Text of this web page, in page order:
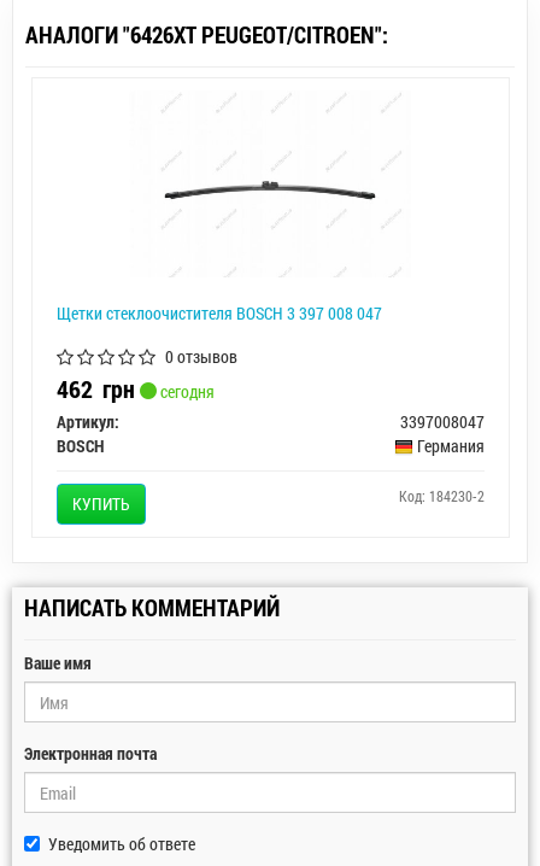
АНАЛОГИ "6426XT PEUGEOT/CITROEN":
Щетки стеклоочистителя BOSCH 3 397 008 047
0 отзывов
462 грн
сегодня
Артикул:
3397008047
BOSCH
Германия
КУПИТЬ Код: 184230-2
НАПИСАТЬ КОММЕНТАРИЙ
Ваше имя
Электронная почта
Уведомить об ответе